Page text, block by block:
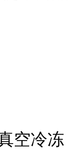
空冷冻